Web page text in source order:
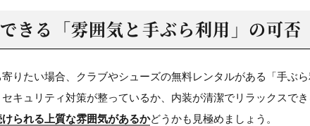
きる 「雰囲気と手ぶら利用」の可否
りたい場合、クラブやシューズの無料レンタルがある「手ぶ
キュリティ対策が整っているか、内装が清潔でリラックスで
られる上質な雰囲気があるかどうかも見極めましょう。